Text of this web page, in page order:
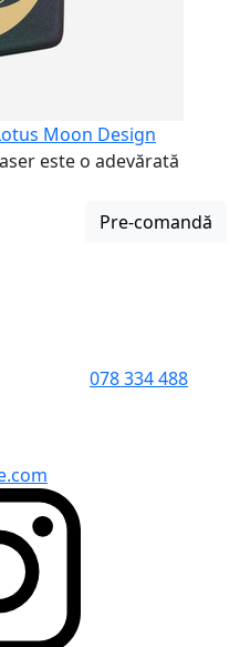
Moon Design
este o adevărată
Pre-comandă
078 334 488